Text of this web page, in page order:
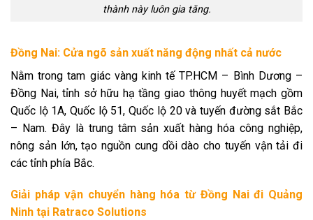
thành này luôn gia tăng.
Đồng Nai: Cửa ngõ sản xuất năng động nhất cả nước
Nằm trong tam giác vàng kinh tế TP.HCM – Bình Dương –
Đồng Nai, tỉnh sở hữu hạ tầng giao thông huyết mạch gồm
Quốc lộ 1A, Quốc lộ 51, Quốc lộ 20 và tuyến đường sắt Bắc
– Nam. Đây là trung tâm sản xuất hàng hóa công nghiệp,
nông sản lớn, tạo nguồn cung dồi dào cho tuyến vận tải đi
các tỉnh phía Bắc.
Giải pháp vận chuyển hàng hóa từ Đồng Nai đi Quảng
Ninh tại Ratraco Solutions